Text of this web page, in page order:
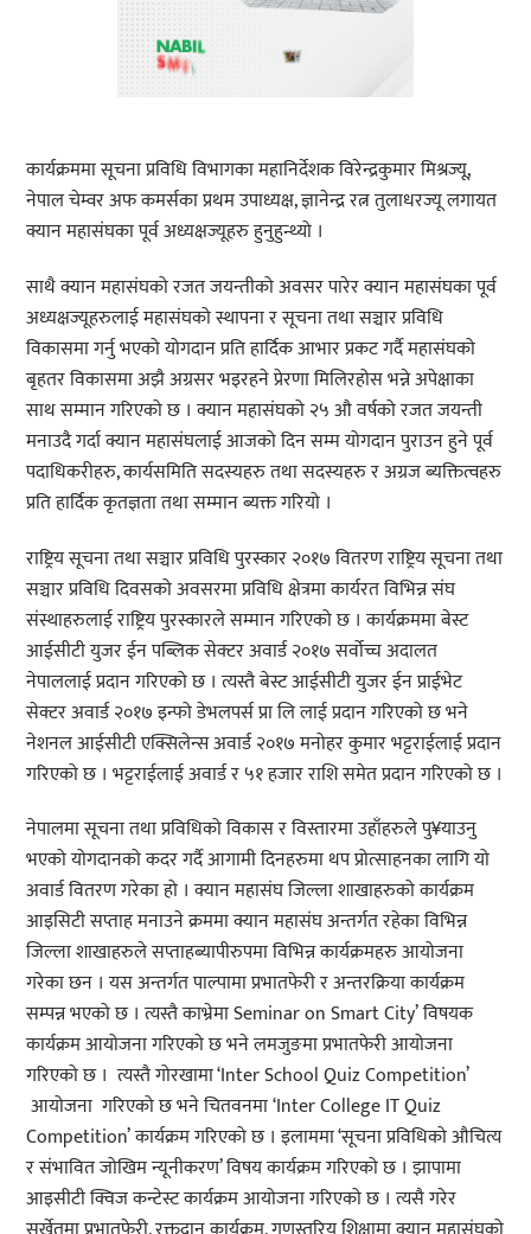
कार्यक्रममा सूचना प्रविधि विभागका महानिर्देशक विरेन्द्रकुमार मिश्रज्यू,
नेपाल चेम्वर अफ कमर्सका प्रथम उपाध्यक्ष, ज्ञानेन्द्र रत्न तुलाधरज्यू लगायत
क्यान महासंघका पूर्व अध्यक्षज्यूहरु हुनुहुन्थ्यो ।
साथै क्यान महासंघको रजत जयन्तीको अवसर पारेर क्यान महासंघका पूर्व
अध्यक्षज्यूहरुलाई महासंघको स्थापना र सूचना तथा सञ्चार प्रविधि
विकासमा गर्नु भएको योगदान प्रति हार्दिक आभार प्रकट गर्दै महासंघको
बृहतर विकासमा अझै अग्रसर भइरहने प्रेरणा मिलिरहोस भन्ने अपेक्षाका
साथ सम्मान गरिएको छ । क्यान महासंघको २५ औ वर्षको रजत जयन्ती
मनाउदै गर्दा क्यान महासंघलाई आजको दिन सम्म योगदान पुराउन हुने पूर्व
पदाधिकरीहरु, कार्यसमिति सदस्यहरु तथा सदस्यहरु र अग्रज ब्यक्तित्वहरु
प्रति हार्दिक कृतज्ञता तथा सम्मान ब्यक्त गरियो ।
राष्ट्रिय सूचना तथा सञ्चार प्रविधि पुरस्कार २०१७ वितरण राष्ट्रिय सूचना तथा
सञ्चार प्रविधि दिवसको अवसरमा प्रविधि क्षेत्रमा कार्यरत विभिन्न संघ
संस्थाहरुलाई राष्ट्रिय पुरस्कारले सम्मान गरिएको छ । कार्यक्रममा बेस्ट
आईसीटी युजर ईन पब्लिक सेक्टर अवार्ड २०१७ सर्वोच्च अदालत
नेपाललाई प्रदान गरिएको छ । त्यस्तै बेस्ट आईसीटी युजर ईन प्राईभेट
सेक्टर अवार्ड २०१७ इन्फो डेभलपर्स प्रा लि लाई प्रदान गरिएको छ भने
नेशनल आईसीटी एक्सिलेन्स अवार्ड २०१७ मनोहर कुमार भट्टराईलाई प्रदान
गरिएको छ । भट्टराईलाई अवार्ड र ५१ हजार राशि समेत प्रदान गरिएको छ ।
नेपालमा सूचना तथा प्रविधिको विकास र विस्तारमा उहाँहरुले पु¥याउनु
भएको योगदानको कदर गर्दै आगामी दिनहरुमा थप प्रोत्साहनका लागि यो
अवार्ड वितरण गरेका हो । क्यान महासंघ जिल्ला शाखाहरुको कार्यक्रम
आइसिटी सप्ताह मनाउने क्रममा क्यान महासंघ अन्तर्गत रहेका विभिन्न
जिल्ला शाखाहरुले सप्ताहब्यापीरुपमा विभिन्न कार्यक्रमहरु आयोजना
गरेका छन । यस अन्तर्गत पाल्पामा प्रभातफेरी र अन्तरक्रिया कार्यक्रम
सम्पन्न भएको छ । त्यस्तै काभ्रेमा Seminar on Smart City’ विषयक
कार्यक्रम आयोजना गरिएको छ भने लमजुङमा प्रभातफेरी आयोजना
गरिएको छ । त्यस्तै गोरखामा ‘Inter School Quiz Competition’
आयोजना गरिएको छ भने चितवनमा ‘Inter College IT Quiz
Competition’ कार्यक्रम गरिएको छ । इलाममा ‘सूचना प्रविधिको औचित्य
र संभावित जोखिम न्यूनीकरण’ विषय कार्यक्रम गरिएको छ । झापामा
आइसीटी क्विज कन्टेस्ट कार्यक्रम आयोजना गरिएको छ । त्यसै गरेर